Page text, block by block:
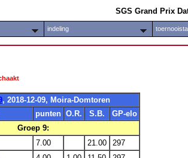
SGS Grand Prix
indeling
, 2018-12-09, Moira-Domtoren
punten O.R. S.B.
GP-elo
Groep 9:
7.00 21.00
297